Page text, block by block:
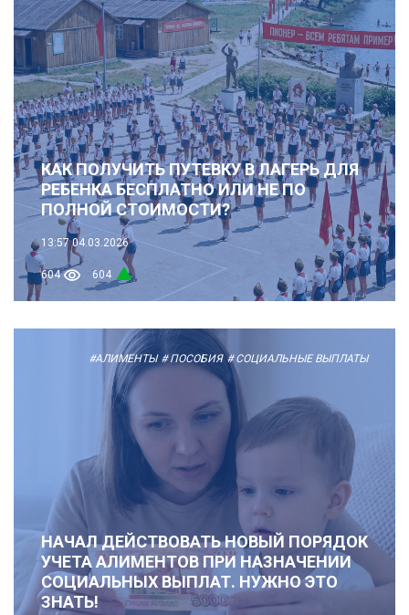
КАК ПОЛУЧИТЬ ПУТЕВКУ В ЛАГЕРЬ ДЛЯ
РЕБЕНКА БЕСПЛАТНО ИЛИ НЕ ПО
ПОЛНОЙ СТОИМОСТИ?
13:57 04.03.2026
604 604
#АЛИМЕНТЫ # ПОСОБИЯ # СОЦИАЛЬНЫЕ ВЫПЛАТЫ
НАЧАЛ ДЕЙСТВОВАТЬ НОВЫЙ ПОРЯДОК
УЧЕТА АЛИМЕНТОВ ПРИ НАЗНАЧЕНИИ
СОЦИАЛЬНЫХ ВЫПЛАТ. НУЖНО ЭТО
ЗНАТЬ!